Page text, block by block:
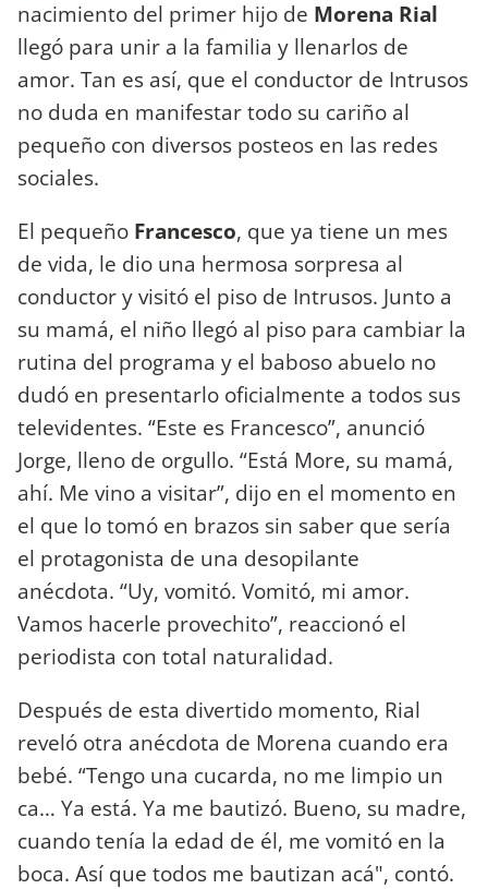
nacimiento del primer hijo de Morena Rial
llegó para unir a la familia y llenarlos de
amor. Tan es así, que el conductor de Intrusos
no duda en manifestar todo su cariño al
pequeño con diversos posteos en las redes
sociales.
El pequeño Francesco, que ya tiene un mes
de vida, le dio una hermosa sorpresa al
conductor y visitó el piso de Intrusos. Junto a
su mamá, el niño llegó al piso para cambiar la
rutina del programa y el baboso abuelo no
dudó en presentarlo oficialmente a todos sus
televidentes. “Este es Francesco”, anunció
Jorge, lleno de orgullo. “Está More, su mamá,
ahí. Me vino a visitar”, dijo en el momento en
el que lo tomó en brazos sin saber que sería
el protagonista de una desopilante
anécdota. “Uy, vomitó. Vomitó, mi amor.
Vamos hacerle provechito”, reaccionó el
periodista con total naturalidad.
Después de esta divertido momento, Rial
reveló otra anécdota de Morena cuando era
bebé. “Tengo una cucarda, no me limpio un
ca… Ya está. Ya me bautizó. Bueno, su madre,
cuando tenía la edad de él, me vomitó en la
boca. Así que todos me bautizan acá", contó.